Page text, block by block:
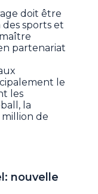
doit être
sports et
partenariat
le
les
la
de
nouvelle